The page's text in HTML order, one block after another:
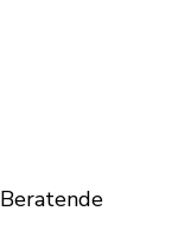
Beratende